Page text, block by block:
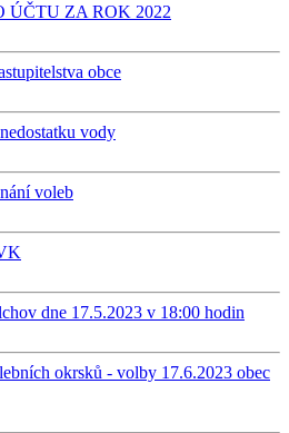
ZA ROK 2022
obce
vody
voleb
dne 17.5.2023 v 18:00 hodin
okrsků - volby 17.6.2023 obec